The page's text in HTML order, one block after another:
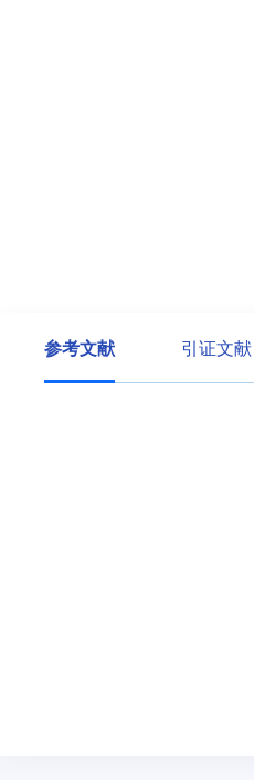
参考文献 引证文献